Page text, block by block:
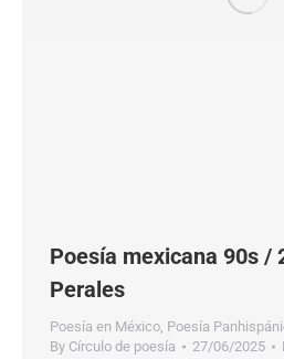
Poesía mexicana 90s /
Perales
Poesía en México, Poesía
By Círculo de poesía 27/06/2025